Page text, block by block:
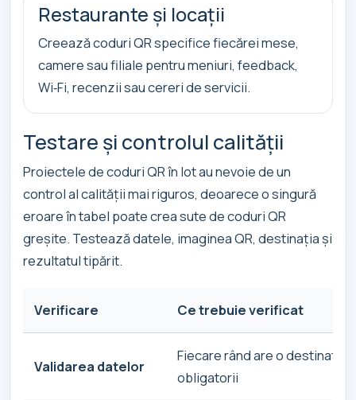
Restaurante și locații
Creează coduri QR specifice fiecărei mese,
camere sau filiale pentru meniuri, feedback,
Wi‑Fi, recenzii sau cereri de servicii.
Testare și controlul calității
Proiectele de coduri QR în lot au nevoie de un
control al calității mai riguros, deoarece o singură
eroare în tabel poate crea sute de coduri QR
greșite. Testează datele, imaginea QR, destinația și
rezultatul tipărit.
Verificare Ce trebuie verificat
Validarea datelor
Fiecare rând are o destinație
obligatorii